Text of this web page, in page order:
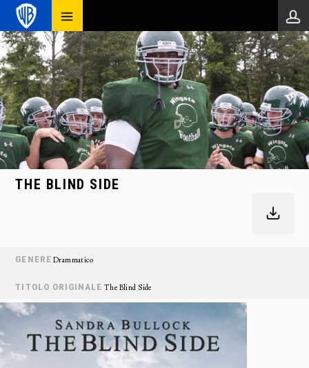
THE BLIND SIDE
GENERE Drammatico
TITOLO ORIGINALE The Blind Side